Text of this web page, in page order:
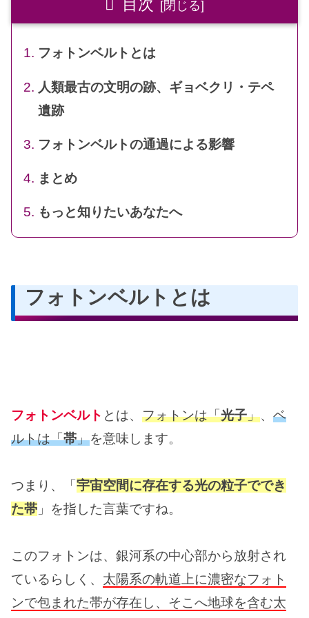
目次
フォトンベルトとは
人類最古の文明の跡、ギョベクリ・テペ
遺跡
フォトンベルトの通過による影響
まとめ
もっと知りたいあなたへ
フォトンベルトとは
フォトンベルト とは、 フォトンは「光子」、 ベ
ルトは「帯」を意味します。
つまり、「 宇宙空間に存在する光の粒子ででき
た帯 」を指した言葉ですね。
このフォトンは、銀河系の中心部から放射され
ているらしく、 太陽系の軌道上に濃密なフォト
ンで包まれた帯が存在し、そこへ地球を含む太